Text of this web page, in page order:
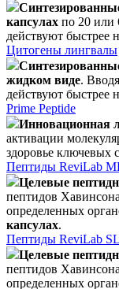
капсулах по 20 или
действуют быстрее
Цитогены лингвалы
жидком виде.
действуют быстрее
Prime Peptide
Инновационная
активации
здоровье ключевых
Пептиды ReviLab
Целевые
пептидов
определенных
капсулах.
Пептиды ReviLab SL
Целевые
пептидов
определенных